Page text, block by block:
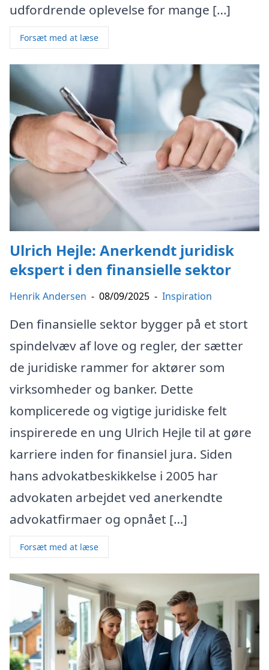
udfordrende oplevelse for mange […]
Forsæt med at læse
Ulrich Hejle: Anerkendt juridisk
ekspert i den finansielle sektor
Henrik Andersen - 08/09/2025 - Inspiration
Den finansielle sektor bygger på et stort
spindelvæv af love og regler, der sætter
de juridiske rammer for aktører som
virksomheder og banker. Dette
komplicerede og vigtige juridiske felt
inspirerede en ung Ulrich Hejle til at gøre
karriere inden for finansiel jura. Siden
hans advokatbeskikkelse i 2005 har
advokaten arbejdet ved anerkendte
advokatfirmaer og opnået […]
Forsæt med at læse